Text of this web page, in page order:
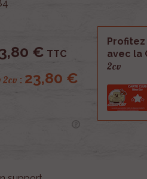
€ TTC
2cv : 23,80 €
avec la
2cv